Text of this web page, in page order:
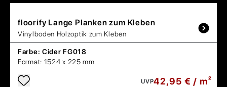
floorify Lange Planken zum Kleben
Vinylboden Holzoptik zum Kleben
Farbe: Cider FG018
Format: 1524 x 225 mm
UVP42,95 € / m²